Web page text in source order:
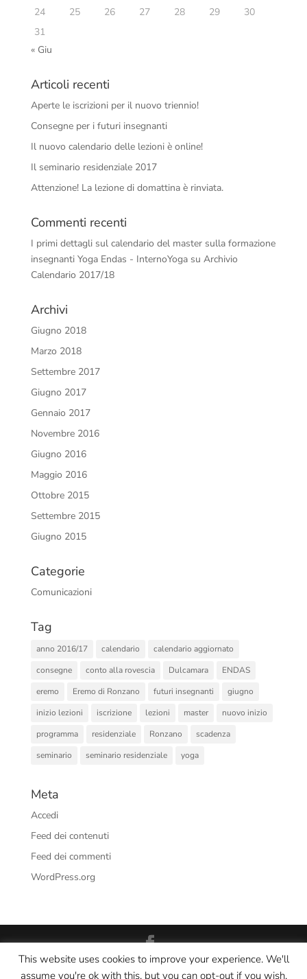
24
25 26 27 28 29
30
31
« Giu
Articoli recenti
Aperte le iscrizioni per il nuovo triennio!
Consegne per i futuri insegnanti
Il nuovo calendario delle lezioni è online!
Il seminario residenziale 2017
Attenzione! La lezione di domattina è rinviata.
Commenti recenti
I primi dettagli sul calendario del master sulla formazione
insegnanti Yoga Endas - InternoYogasu Archivio
Calendario 2017/18
Archivi
Giugno 2018
Marzo 2018
Settembre 2017
Giugno 2017
Gennaio 2017
Novembre 2016
Giugno 2016
Maggio 2016
Ottobre 2015
Settembre 2015
Giugno 2015
Categorie
Comunicazioni
Tag
anno 2016/17 calendario
calendario aggiornato
consegne
conto alla rovescia Dulcamara
ENDAS
eremo
Eremo di Ronzano futuri insegnanti
giugno
inizio lezioni
iscrizione lezioni master
nuovo inizio
programma
residenziale Ronzano
scadenza
seminario
seminario residenziale yoga
Meta
Accedi
Feed dei contenuti
Feed dei commenti
WordPress.org
Interno Yoga Srl Società Sportiva Dilettantistica - CF/PI:
This website uses cookies to improve your experience. We'll
assume you're ok with this, but you can opt-out if you wish.